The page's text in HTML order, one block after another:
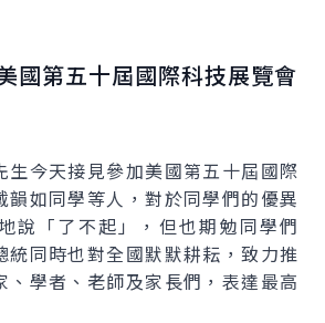
國第五十屆國際科技展覽會
今天接見參加美國第五十屆國際
韻如同學等人，對於同學們的優異
說「了不起」，但也期勉同學們
統同時也對全國默默耕耘，致力推
、學者、老師及家長們，表達最高